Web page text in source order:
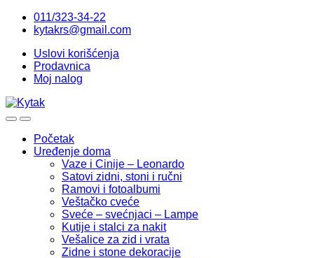
Skip
Skip
011/323-34-22
kytakrs@gmail.com
Uslovi korišćenja
Prodavnica
Moj nalog
Početak
Uređenje doma
Vaze i Cinije – Leonardo
Satovi zidni, stoni i ručni
Ramovi i fotoalbumi
Veštačko cveće
Sveće – svećnjaci – Lampe
Kutije i stalci za nakit
Vešalice za zid i vrata
Zidne i stone dekoracije